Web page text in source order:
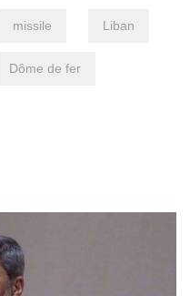
missile Liban
Dôme de fer